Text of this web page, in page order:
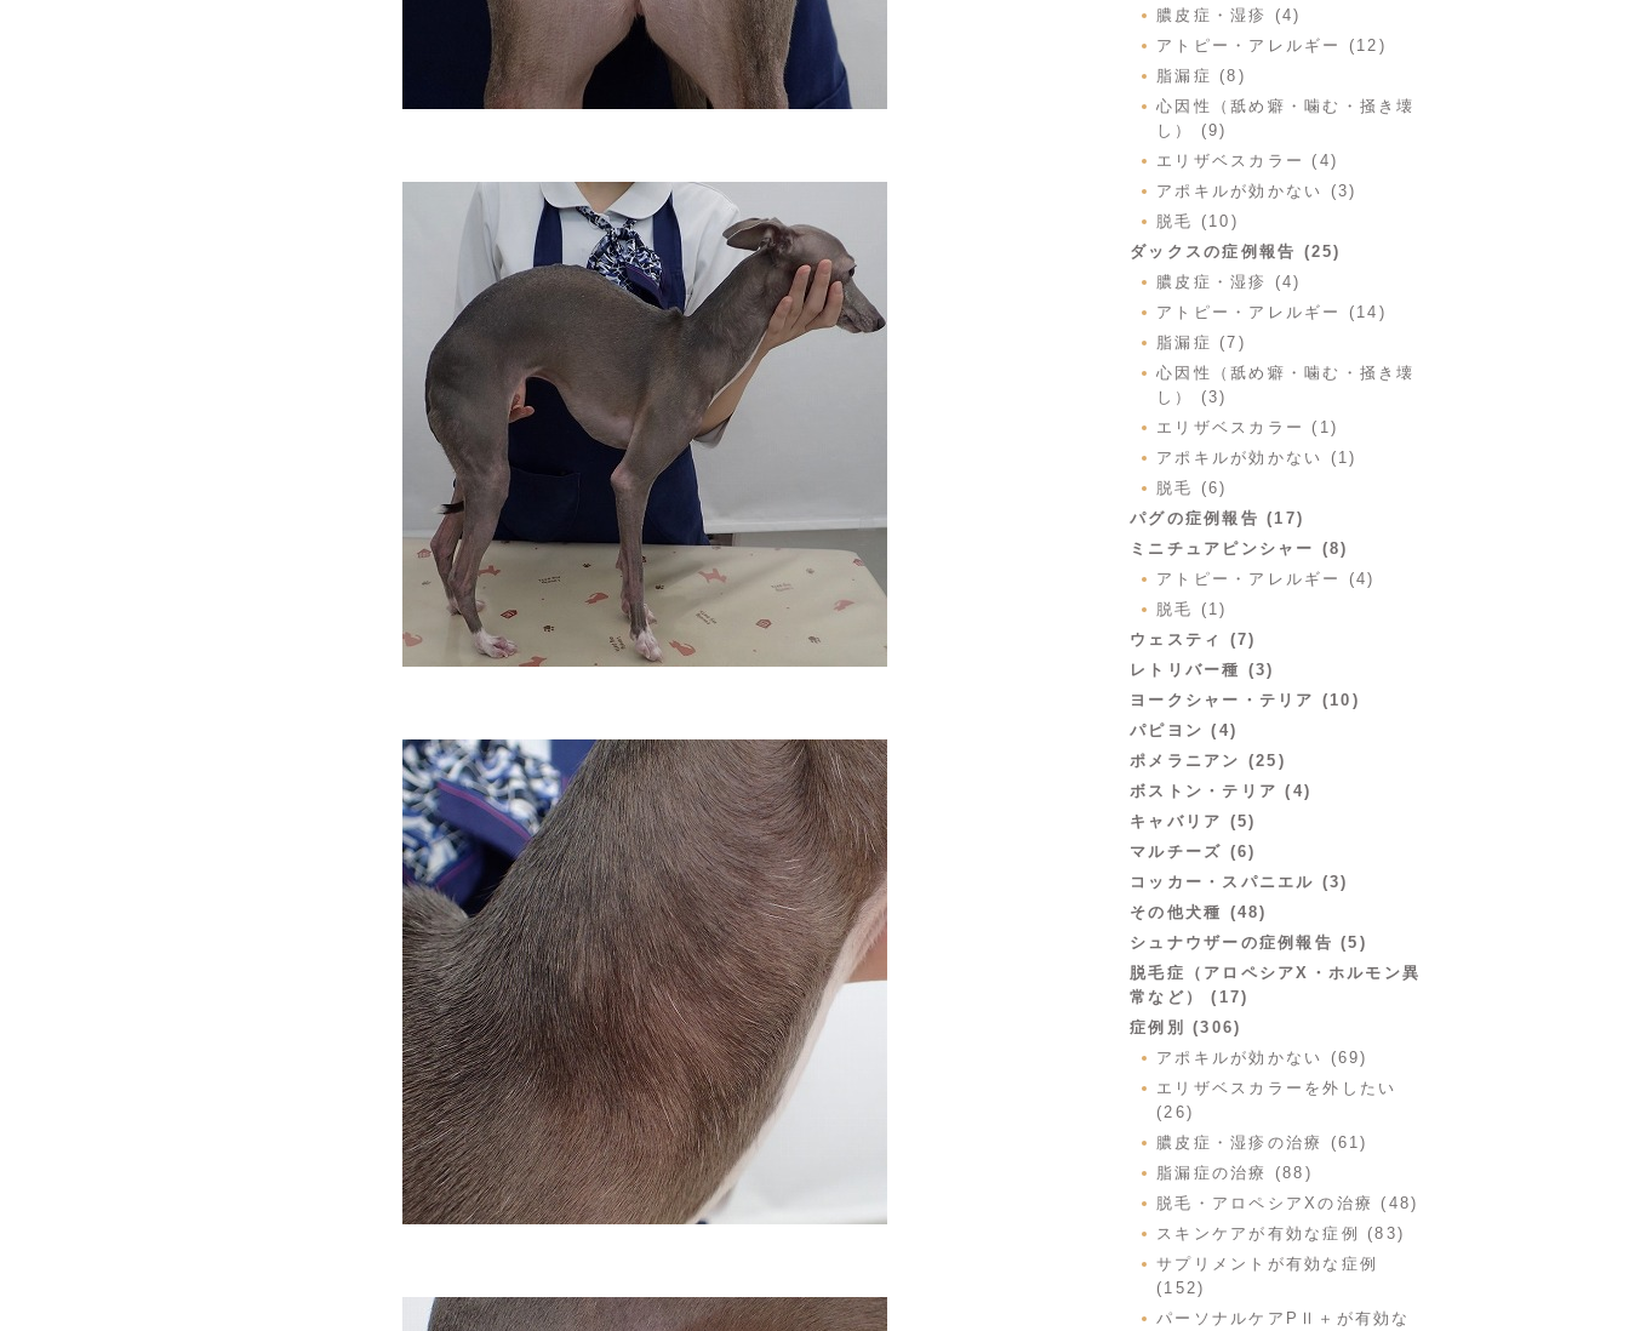
膿皮症・湿疹 (4)
アトピー・アレルギー (12)
脂漏症 (8)
心因性（舐め癖・噛む・掻き壊
し） (9)
エリザベスカラー (4)
アポキルが効かない (3)
脱毛 (10)
ダックスの症例報告 (25)
膿皮症・湿疹 (4)
アトピー・アレルギー (14)
脂漏症 (7)
心因性（舐め癖・噛む・掻き壊
し） (3)
エリザベスカラー (1)
アポキルが効かない (1)
脱毛 (6)
パグの症例報告 (17)
ミニチュアピンシャー (8)
アトピー・アレルギー (4)
脱毛 (1)
ウェスティ (7)
レトリバー種 (3)
ヨークシャー・テリア (10)
パピヨン (4)
ポメラニアン (25)
ボストン・テリア (4)
キャバリア (5)
マルチーズ (6)
コッカー・スパニエル (3)
その他犬種 (48)
シュナウザーの症例報告 (5)
脱毛症（アロペシアX・ホルモン異
常など） (17)
症例別 (306)
アポキルが効かない (69)
エリザベスカラーを外したい
(26)
膿皮症・湿疹の治療 (61)
脂漏症の治療 (88)
脱毛・アロペシアXの治療 (48)
スキンケアが有効な症例 (83)
サプリメントが有効な症例
(152)
パーソナルケアPⅡ＋が有効な